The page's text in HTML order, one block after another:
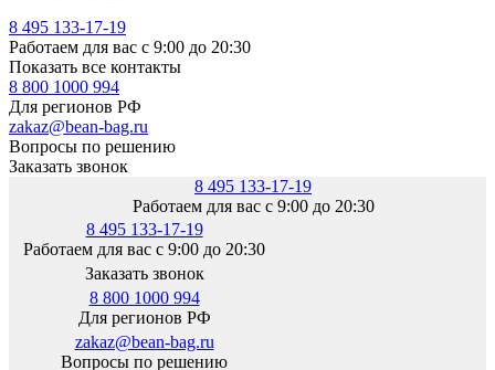
8 495 133-17-19
Работаем для вас с 9:00 до 20:30
Показать все контакты
8 800 1000 994
Для регионов РФ
zakaz@bean-bag.ru
Вопросы по решению
Заказать звонок
8 495 133-17-19
Работаем для вас с 9:00 до 20:30
8 495 133-17-19
Работаем для вас с 9:00 до 20:30
Заказать звонок
8 800 1000 994
Для регионов РФ
zakaz@bean-bag.ru
Вопросы по решению